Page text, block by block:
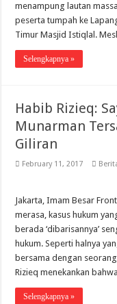
menampung lautan
peserta tumpah ke
Timur Masjid Istiqlal.
Selengkapnya »
Habib Rizieq:
Munarman
Giliran
February 11, 2017
Jakarta, Imam Besar
merasa, kasus hukum
berada ‘dibarisannya’
hukum. Seperti halnya
bersama dengan
Rizieq menekankan
Selengkapnya »